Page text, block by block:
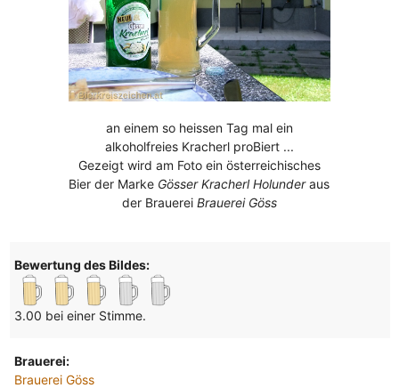
an einem so heissen Tag mal ein
alkoholfreies Kracherl proBiert ...
Gezeigt wird am Foto ein österreichisches
Bier der Marke Gösser Kracherl Holunderaus
der Brauerei Brauerei Göss
Bewertung des Bildes:
3.00 bei einer Stimme.
Brauerei:
Brauerei Göss